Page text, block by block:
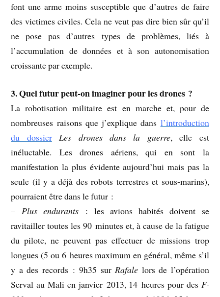
font une arme moins susceptible que d’autres de faire
des victimes civiles. Cela ne veut pas dire bien sûr qu’il
ne pose pas d’autres types de problèmes, liés à
l’accumulation de données et à son autonomisation
croissante par exemple.
3. Quel futur peut-on imaginer pour les drones ?
La robotisation militaire est en marche et, pour de
nombreuses raisons que j’explique dans l’introduction
du dossier
Les drones dans la guerre, elle est
inéluctable. Les drones aériens, qui en sont la
manifestation la plus évidente aujourd’hui mais pas la
seule (il y a déjà des robots terrestres et sous-marins),
pourraient être dans le futur :
– Plus endurants: les avions habités doivent se
ravitailler toutes les 90 minutes et, à cause de la fatigue
du pilote, ne peuvent pas effectuer de missions trop
longues (5 ou 6 heures maximum en général, même s’il
y a des records : 9h35 surRafale lors de l’opération
Serval au Mali en janvier 2013, 14 heures pour des F-